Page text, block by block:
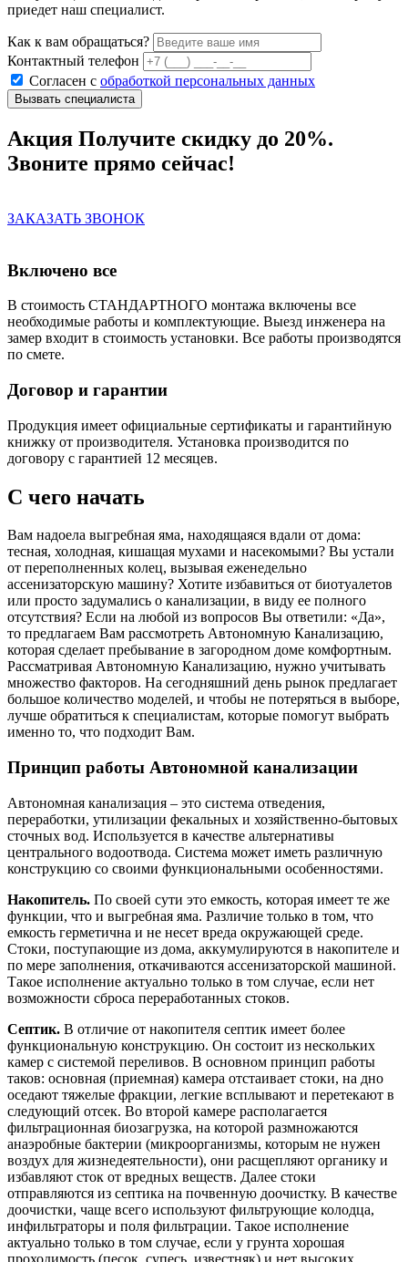
приедет наш специалист.
Как к вам обращаться?
Контактный телефон
Согласен с обработкой персональных данных
Акция Получите скидку до 20%.
Звоните прямо сейчас!
ЗАКАЗАТЬ ЗВОНОК
Включено все
В стоимость СТАНДАРТНОГО монтажа включены все
необходимые работы и комплектующие. Выезд инженера на
замер входит в стоимость установки. Все работы производятся
по смете.
Договор и гарантии
Продукция имеет официальные сертификаты и гарантийную
книжку от производителя. Установка производится по
договору с гарантией 12 месяцев.
С чего начать
Вам надоела выгребная яма, находящаяся вдали от дома:
тесная, холодная, кишащая мухами и насекомыми? Вы устали
от переполненных колец, вызывая еженедельно
ассенизаторскую машину? Хотите избавиться от биотуалетов
или просто задумались о канализации, в виду ее полного
отсутствия? Если на любой из вопросов Вы ответили: «Да»,
то предлагаем Вам рассмотреть Автономную Канализацию,
которая сделает пребывание в загородном доме комфортным.
Рассматривая Автономную Канализацию, нужно учитывать
множество факторов. На сегодняшний день рынок предлагает
большое количество моделей, и чтобы не потеряться в выборе,
лучше обратиться к специалистам, которые помогут выбрать
именно то, что подходит Вам.
Принцип работы Автономной канализации
Автономная канализация – это система отведения,
переработки, утилизации фекальных и хозяйственно-бытовых
сточных вод. Используется в качестве альтернативы
центрального водоотвода. Система может иметь различную
конструкцию со своими функциональными особенностями.
Накопитель. По своей сути это емкость, которая имеет те же
функции, что и выгребная яма. Различие только в том, что
емкость герметична и не несет вреда окружающей среде.
Стоки, поступающие из дома, аккумулируются в накопителе и
по мере заполнения, откачиваются ассенизаторской машиной.
Такое исполнение актуально только в том случае, если нет
возможности сброса переработанных стоков.
Септик. В отличие от накопителя септик имеет более
функциональную конструкцию. Он состоит из нескольких
камер с системой переливов. В основном принцип работы
таков: основная (приемная) камера отстаивает стоки, на дно
оседают тяжелые фракции, легкие всплывают и перетекают в
следующий отсек. Во второй камере располагается
фильтрационная биозагрузка, на которой размножаются
анаэробные бактерии (микроорганизмы, которым не нужен
воздух для жизнедеятельности), они расщепляют органику и
избавляют сток от вредных веществ. Далее стоки
отправляются из септика на почвенную доочистку. В качестве
доочистки, чаще всего используют фильтрующие колодца,
инфильтраторы и поля фильтрации. Такое исполнение
актуально только в том случае, если у грунта хорошая
проходимость (песок, супесь, известняк) и нет высоких